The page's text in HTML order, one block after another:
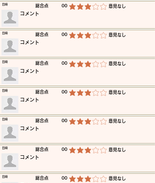
​総合点 00 平均評価 3 /5 ​意見なし
​日時
​コメント
​総合点 00 平均評価 3 /5 ​意見なし
​日時
​コメント
​総合点 00 平均評価 3 /5 ​意見なし
​日時
​コメント
​総合点 00 平均評価 3 /5 ​意見なし
​日時
​コメント
​総合点 00 平均評価 3 /5 ​意見なし
​日時
​コメント
​総合点 00 平均評価 3 /5 ​意見なし
​日時
​コメント
​総合点 00 平均評価 3 /5 ​意見なし
​日時